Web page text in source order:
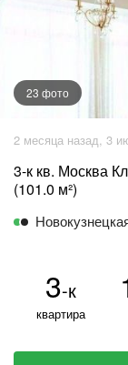
23 фото
2 месяца назад, 3
3-к кв. Москва
(101.0 м²)
3-к
квартира